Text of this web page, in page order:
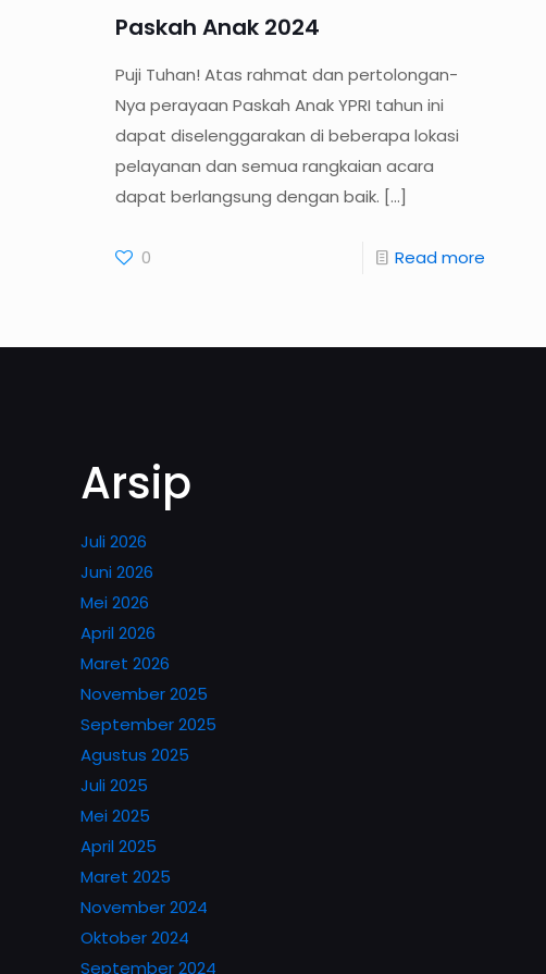
Paskah Anak 2024
Puji Tuhan! Atas rahmat dan pertolongan-
Nya perayaan Paskah Anak YPRI tahun ini
dapat diselenggarakan di beberapa lokasi
pelayanan dan semua rangkaian acara
dapat berlangsung dengan baik. […]
0 Read more
Arsip
Juli 2026
Juni 2026
Mei 2026
April 2026
Maret 2026
November 2025
September 2025
Agustus 2025
Juli 2025
Mei 2025
April 2025
Maret 2025
November 2024
Oktober 2024
September 2024